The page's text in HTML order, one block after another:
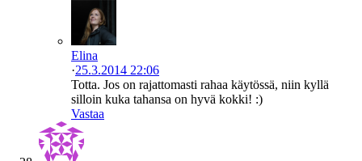
Elina
·25.3.2014 22:06
Totta. Jos on rajattomasti rahaa käytössä, niin kyllä
silloin kuka tahansa on hyvä kokki! :)
Vastaa